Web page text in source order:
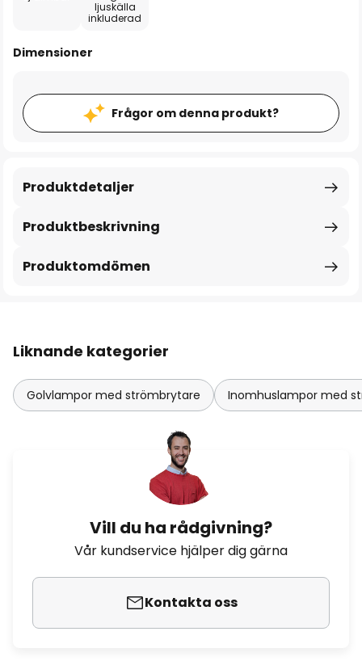
ljuskälla
inkluderad
Dimensioner
Frågor om denna produkt?
Produktbeskrivning
Produktdetaljer
Produktomdömen
Liknande kategorier
Golvlampor med strömbrytare Inomhuslampor med
Vill du ha rådgivning?
Vår kundservice hjälper dig gärna
Kontakta oss